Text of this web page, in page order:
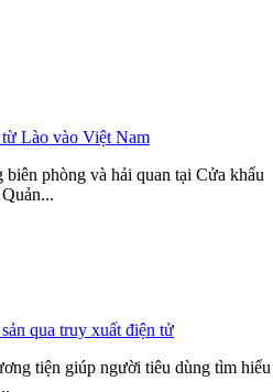
Lào vào Việt Nam
phòng và hải quan tại Cửa khẩu
qua truy xuất điện tử
tiện giúp người tiêu dùng tìm hiểu